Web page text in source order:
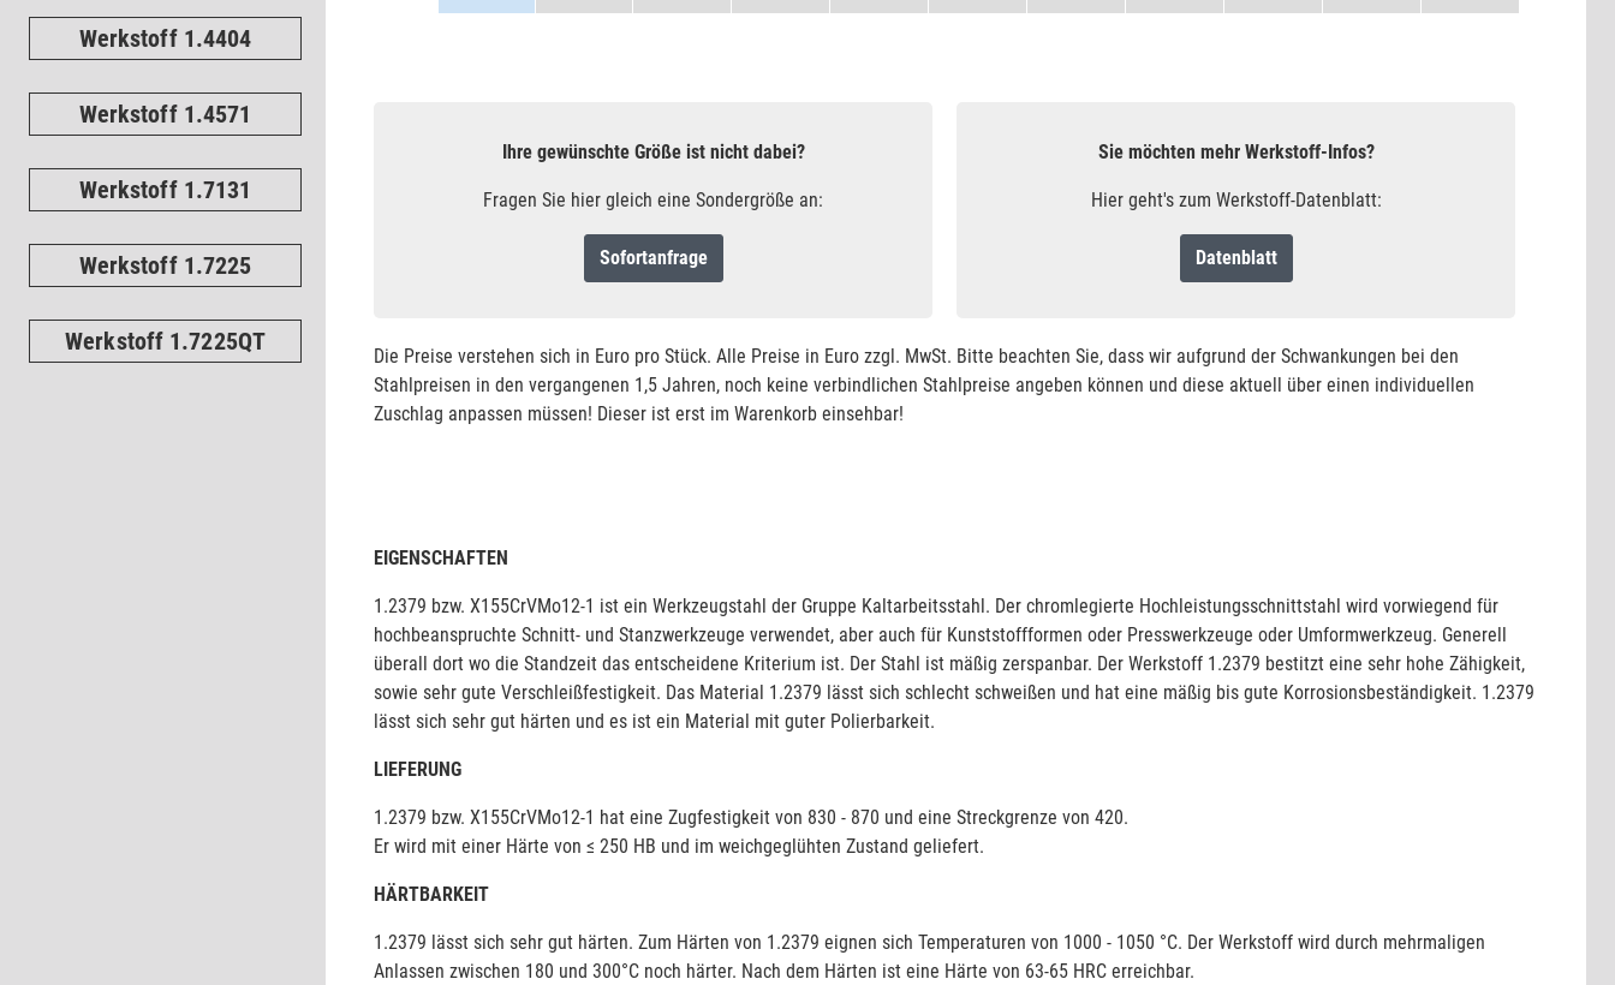
Werkstoff 1.4404
Werkstoff 1.4571
Werkstoff 1.7131
Werkstoff 1.7225
Werkstoff 1.7225QT
Ihre gewünschte Größe ist nicht dabei?
Fragen Sie hier gleich eine Sondergröße an:
Sofortanfrage
Sie möchten mehr Werkstoff-Infos?
Hier geht's zum Werkstoff-Datenblatt:
Datenblatt
Die Preise verstehen sich in Euro pro Stück. Alle Preise in Euro zzgl. MwSt. Bitte beachten Sie, dass wir aufgrund der Schwankungen bei den
Stahlpreisen in den vergangenen 1,5 Jahren, noch keine verbindlichen Stahlpreise angeben können und diese aktuell über einen individuellen
Zuschlag anpassen müssen! Dieser ist erst im Warenkorb einsehbar!
EIGENSCHAFTEN
1.2379 bzw. X155CrVMo12-1 ist ein Werkzeugstahl der Gruppe Kaltarbeitsstahl. Der chromlegierte Hochleistungsschnittstahl wird vorwiegend für
hochbeanspruchte Schnitt- und Stanzwerkzeuge verwendet, aber auch für Kunststoffformen oder Presswerkzeuge oder Umformwerkzeug. Generell
überall dort wo die Standzeit das entscheidene Kriterium ist. Der Stahl ist mäßig zerspanbar. Der Werkstoff 1.2379 bestitzt eine sehr hohe Zähigkeit,
sowie sehr gute Verschleißfestigkeit. Das Material 1.2379 lässt sich schlecht schweißen und hat eine mäßig bis gute Korrosionsbeständigkeit. 1.2379
lässt sich sehr gut härten und es ist ein Material mit guter Polierbarkeit.
LIEFERUNG
1.2379 bzw. X155CrVMo12-1 hat eine Zugfestigkeit von 830 - 870 und eine Streckgrenze von 420.
Er wird mit einer Härte von ≤ 250 HB und im weichgeglühten Zustand geliefert.
HÄRTBARKEIT
1.2379 lässt sich sehr gut härten. Zum Härten von 1.2379 eignen sich Temperaturen von 1000 - 1050 °C. Der Werkstoff wird durch mehrmaligen
Anlassen zwischen 180 und 300°C noch härter. Nach dem Härten ist eine Härte von 63-65 HRC erreichbar.